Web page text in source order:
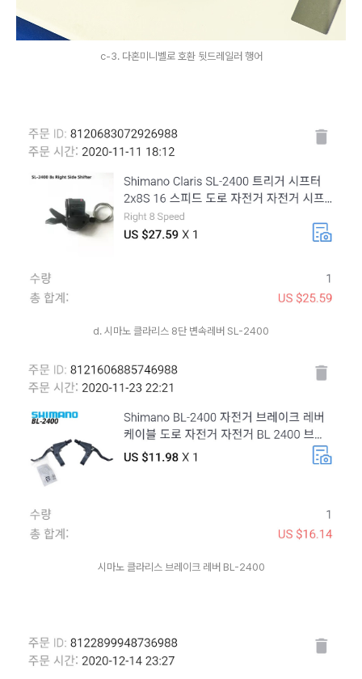
c-3. 다혼미니벨로 호환 뒷드레일러 행어
d. 시마노 클라리스 8단 변속레버 SL-2400
시마노 클라리스 브레이크 레버 BL-2400